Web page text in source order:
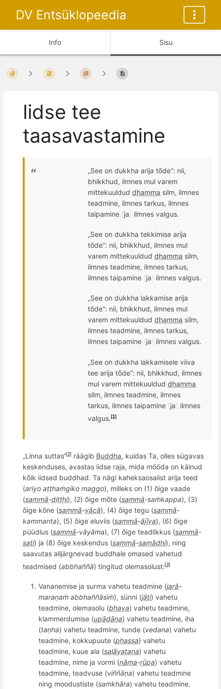
DV Entsüklopeedia
Info Sisu
Iidse tee
taasavastamine
„See on dukkha arija tõde“: nii,
bhikkhud, ilmnes mul varem
mittekuuldud dhamma silm, ilmnes
teadmine, ilmnes tarkus, ilmnes
taipamine [ja] ilmnes valgus.
„See on dukkha tekkimise arija
tõde“: nii, bhikkhud, ilmnes mul
varem mittekuuldud dhamma silm,
ilmnes teadmine, ilmnes tarkus,
ilmnes taipamine [ja] ilmnes valgus.
„See on dukkha lakkamise arija
tõde“: nii, bhikkhud, ilmnes mul
varem mittekuuldud dhamma silm,
ilmnes teadmine, ilmnes tarkus,
ilmnes taipamine [ja] ilmnes valgus.
„See on dukkha lakkamisele viiva
tee arija tõde“: nii, bhikkhud, ilmnes
mul varem mittekuuldud dhamma
silm, ilmnes teadmine, ilmnes
tarkus, ilmnes taipamine [ja] ilmnes
valgus. [1]
„Linna suttas“[2] räägib Buddha, kuidas Ta, olles sügavas
keskenduses, avastas iidse raja, mida mööda on käinud
kõik iidsed buddhad. Ta nägi kaheksaosalist arija teed
(ariyo aṭṭhaṁgiko maggo), milleks on (1) õige vaade
(sammā-diṭṭhi), (2) õige mõte (sammā-saṁkappa), (3)
õige kõne (sammā-vācā), (4) õige tegu (sammā-
kammanta), (5) õige eluviis (sammā-ājīva), (6) õige
püüdlus (sammā-vāyāma), (7) õige teadlikkus (sammā-
sati) ja (8) õige keskendus (sammā-samādhi), ning
saavutas alljärgnevad buddhale omased vahetud
teadmised (abbhaññā) tingitud olemasolust: [3]
Vananemise ja surma vahetu teadmine (jarā-
maraṇaṁ abbhaññāsiṁ), sünni (jāti) vahetu
teadmine, olemasolu (bhava) vahetu teadmine,
klammerdumise (upādāna) vahetu teadmine, iha
(taṇha) vahetu teadmine, tunde (vedana) vahetu
teadmine, kokkupuute (phassa) vahetu
teadmine, kuue ala (saḷāyatana) vahetu
teadmine, nime ja vormi (nāma-rūpa) vahetu
teadmine, teadvuse (viññāṇa) vahetu teadmine
ning moodustiste (saṁkhāra) vahetu teadmine.